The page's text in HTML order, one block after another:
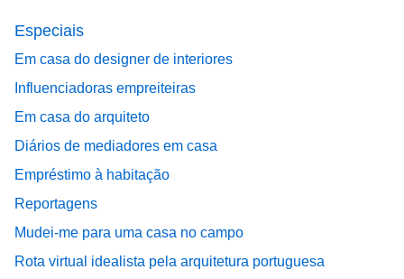
Especiais
Em casa do designer de interiores
Influenciadoras empreiteiras
Em casa do arquiteto
Diários de mediadores em casa
Empréstimo à habitação
Reportagens
Mudei-me para uma casa no campo
Rota virtual idealista pela arquitetura portuguesa